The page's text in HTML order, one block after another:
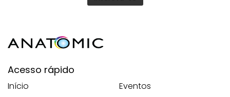
Acesso rápido
Início
Eventos